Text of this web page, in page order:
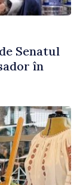
Senatul
în